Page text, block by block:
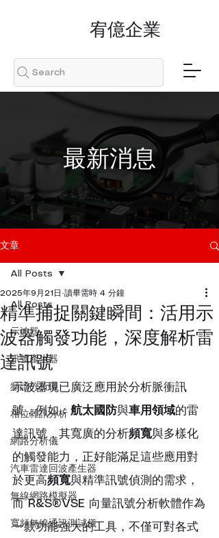
​宥億企業
Search
​最新消息
文章
All Posts
示波器
訊號產生器
頻譜分析儀
相位雜訊分析
網路分析儀
汽車雷達回波產生器
無線網路模擬器
寬頻無線通訊測試儀
All Posts
精準捕捉關鍵瞬間：活用示
波器觸發功能，深度解析雷
達訊號
2025年9月21日 讀畢需時 4 分鐘
示波器現已廣泛應用於分析脈衝訊
號，例如： 航太國防與車用領域的雷
達訊號，其寬廣的分析頻寬與多樣化
的觸發能力，正好能滿足這些應用對
於更高頻寬與精準訊號偵測的需求，
而 R&S®VSE 向量訊號分析軟體作為
一款功能強大的工具，不僅可對各式